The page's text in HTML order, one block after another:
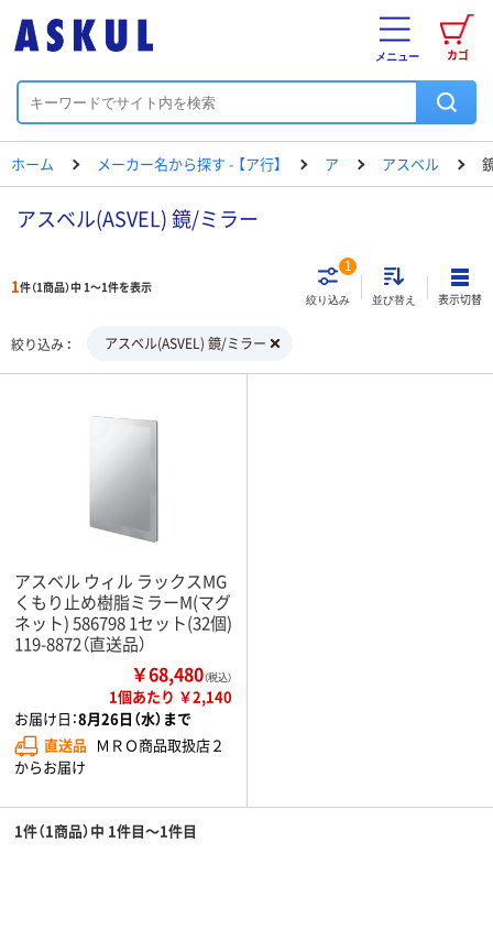
カゴ
メニュー
ホーム メーカー名から探す - 【ア行】 ア アスベル
アスベル(ASVEL) 鏡/ミラー
1件（1商品）中 1～1件を表示
絞り込み
1
並び替え 表示切替
絞り込み アスベル(ASVEL) 鏡/ミラー
アスベル ウィル ラックスMG
くもり止め樹脂ミラーM(マグ
ネット) 586798 1セット(32個)
119-8872（直送品）
￥68,480（税込）
1個あたり ￥2,140
お届け日：8月26日（水）まで
直送品 ＭＲＯ商品取扱店２
からお届け
1件（1商品）中 1件目～1件目